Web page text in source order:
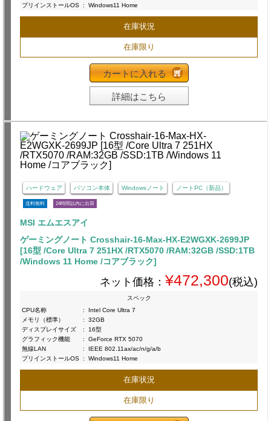
プリインストールOS : Windows11 Home
在庫状況
在庫限り
カートに入れる
詳細はこちら
ハードウェア パソコン本体 Windowsノート ノートPC（新品）
送料無料 24時間以内に出荷
MSI エムエスアイ
ゲーミングノート Crosshair-16-Max-HX-E2WGXK-2699JP
[16型 /Core Ultra 7 251HX /RTX5070 /RAM:32GB /SSD:1TB
/Windows 11 Home /コアブラック]
ネット価格： ¥472,300(税込)
スペック
CPU名称
:
Intel Core Ultra 7
メモリ（標準）
:
32GB
ディスプレイサイズ
:
16型
グラフィック機能
:
GeForce RTX 5070
無線LAN
:
IEEE 802.11ax/ac/n/g/a/b
プリインストールOS : Windows11 Home
在庫状況
在庫限り